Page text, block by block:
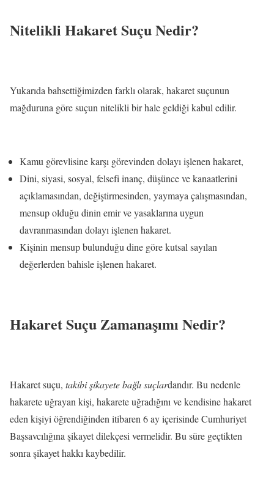
Nitelikli Hakaret Suçu Nedir?
Yukarıda bahsettiğimizden farklı olarak, hakaret suçunun
mağduruna göre suçun nitelikli bir hale geldiği kabul edilir.
Kamu görevlisine karşı görevinden dolayı işlenen hakaret,
Dini, siyasi, sosyal, felsefi inanç, düşünce ve kanaatlerini
açıklamasından, değiştirmesinden, yaymaya çalışmasından,
mensup olduğu dinin emir ve yasaklarına uygun
davranmasından dolayı işlenen hakaret.
Kişinin mensup bulunduğu dine göre kutsal sayılan
değerlerden bahisle işlenen hakaret.
Hakaret Suçu Zamanaşımı Nedir?
Hakaret suçu, takibi şikayete bağlı suçlardandır. Bu nedenle
hakarete uğrayan kişi, hakarete uğradığını ve kendisine hakaret
eden kişiyi öğrendiğinden itibaren 6 ay içerisinde Cumhuriyet
Başsavcılığına şikayet dilekçesi vermelidir. Bu süre geçtikten
sonra şikayet hakkı kaybedilir.